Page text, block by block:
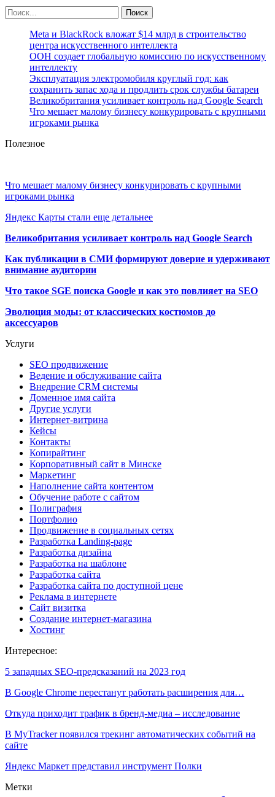
Meta и BlackRock вложат $14 млрд в строительство
центра искусственного интеллекта
ООН создает глобальную комиссию по искусственному
интеллекту
Эксплуатация электромобиля круглый год: как
сохранить запас хода и продлить срок службы батареи
Великобритания усиливает контроль над Google Search
Что мешает малому бизнесу конкурировать с крупными
игроками рынка
Полезное
Что мешает малому бизнесу конкурировать с крупными
игроками рынка
Яндекс Карты стали еще детальнее
Великобритания усиливает контроль над Google Search
Как публикации в СМИ формируют доверие и удерживают
внимание аудитории
Что такое SGE поиска Google и как это повлияет на SEO
Эволюция моды: от классических костюмов до
аксессуаров
Услуги
SEO продвижение
Ведение и обслуживание сайта
Внедрение CRM системы
Доменное имя сайта
Другие услуги
Интернет-витрина
Кейсы
Контакты
Копирайтинг
Корпоративный сайт в Минске
Маркетинг
Наполнение сайта контентом
Обучение работе с сайтом
Полиграфия
Портфолио
Продвижение в социальных сетях
Разработка Landing-page
Разработка дизайна
Разработка на шаблоне
Разработка сайта
Разработка сайта по доступной цене
Реклама в интернете
Сайт визитка
Создание интернет-магазина
Хостинг
Интересное:
5 западных SEO-предсказаний на 2023 год
В Google Chrome перестанут работать расширения для…
Откуда приходит трафик в бренд-медиа – исследование
В MyTracker появился трекинг автоматических событий на
сайте
Яндекс Маркет представил инструмент Полки
Метки